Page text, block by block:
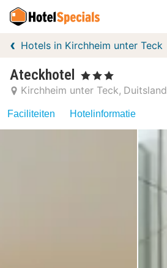
Hotels in Kirchheim unter Teck
Ateckhotel , 3 Sterren
Kirchheim unter Teck Duitsland
Faciliteiten Hotelinformatie